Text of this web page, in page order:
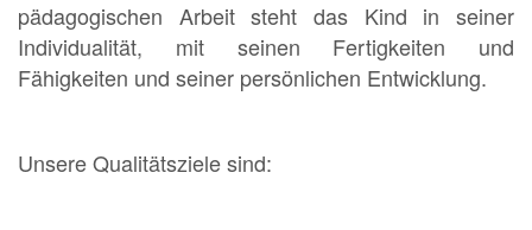
pädagogischen Arbeit steht das Kind in seiner
Individualität, mit seinen Fertigkeiten und
Fähigkeiten und seiner persönlichen Entwicklung.
Unsere Qualitätsziele sind: